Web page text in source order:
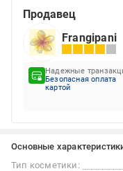
Продавец
Frangipani
Надежные
Безопасная оплата
картой
Основные
Тип косметики: